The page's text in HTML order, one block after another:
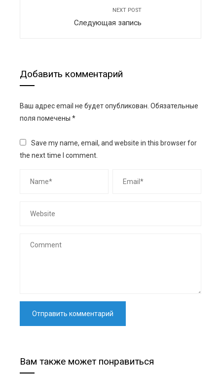
NEXT POST
Следующая запись
Добавить комментарий
Ваш адрес email не будет опубликован. Обязательные
поля помечены *
Save my name, email, and website in this browser for
the next time I comment.
Вам также может понравиться